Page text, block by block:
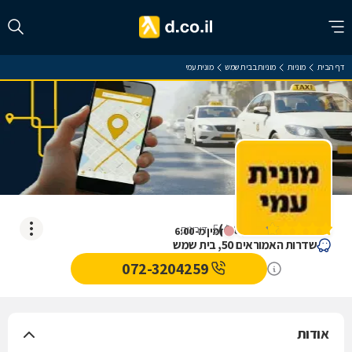
דף הבית מוניות מוניות בבית שמש מונית עמי
זמין מ-6:00
מונית עמי
(
4.8
)
5דירוגים
שדרות האמוראים 50, בית שמש
072-3204259
אודות